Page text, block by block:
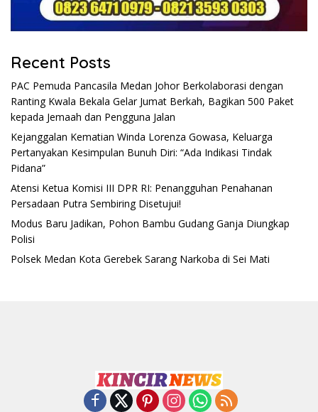
Recent Posts
PAC Pemuda Pancasila Medan Johor Berkolaborasi dengan
Ranting Kwala Bekala Gelar Jumat Berkah, Bagikan 500 Paket
kepada Jemaah dan Pengguna Jalan
Kejanggalan Kematian Winda Lorenza Gowasa, Keluarga
Pertanyakan Kesimpulan Bunuh Diri: “Ada Indikasi Tindak
Pidana”
Atensi Ketua Komisi III DPR RI: Penangguhan Penahanan
Persadaan Putra Sembiring Disetujui!
Modus Baru Jadikan, Pohon Bambu Gudang Ganja Diungkap
Polisi
Polsek Medan Kota Gerebek Sarang Narkoba di Sei Mati